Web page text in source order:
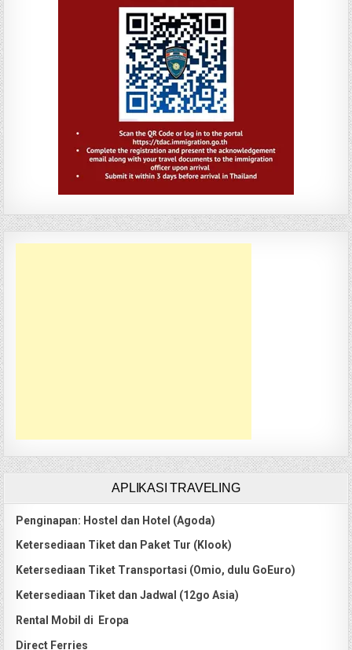
APLIKASI TRAVELING
Penginapan: Hostel dan Hotel (Agoda)
Ketersediaan Tiket dan Paket Tur (Klook)
Ketersediaan Tiket Transportasi (Omio, dulu GoEuro)
Ketersediaan Tiket dan Jadwal (12go Asia)
Rental Mobil di Eropa
Direct Ferries